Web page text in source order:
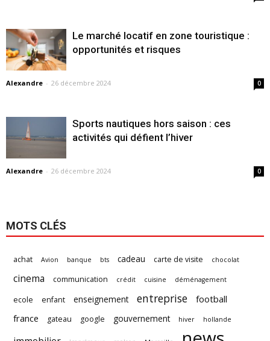
Le marché locatif en zone touristique :
opportunités et risques
Alexandre - 26 décembre 2024 0
Sports nautiques hors saison : ces
activités qui défient l’hiver
Alexandre - 26 décembre 2024 0
MOTS CLÉS
achat Avion banque bts cadeau carte de visite chocolat
cinema communication crédit cuisine déménagement
ecole enfant enseignement entreprise
football
france
gateau google gouvernement hiver hollande